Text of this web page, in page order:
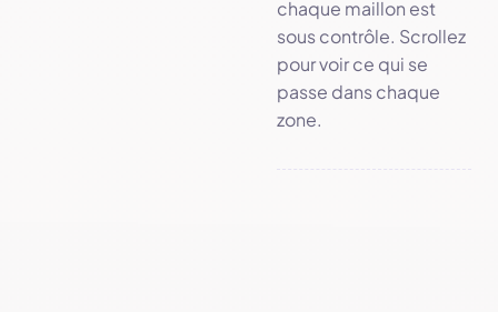
chaque maillon est
sous contrôle. Scrollez
pour voir ce qui se
passe dans chaque
zone.